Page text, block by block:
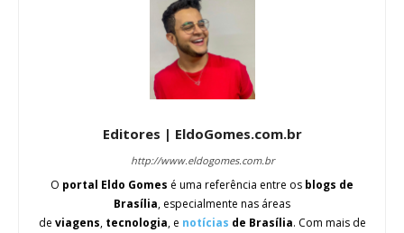
Editores | EldoGomes.com.br
http://www.eldogomes.com.br
O portal Eldo Gomes é uma referência entre os blogs de
Brasília, especialmente nas áreas
de viagens, tecnologia, e notícias de Brasília. Com mais de